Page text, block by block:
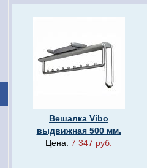
Вешалка Vibo
выдвижная 500 мм.
Цена: 7 347 руб.